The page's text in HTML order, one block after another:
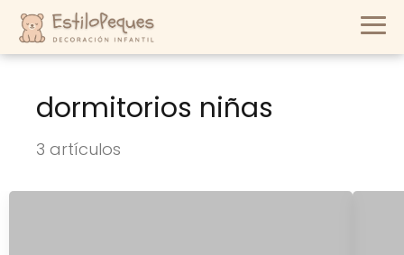
dormitorios niñas
3 artículos